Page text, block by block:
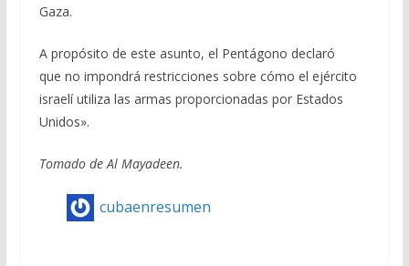
Gaza.
A propósito de este asunto, el Pentágono declaró
que no impondrá restricciones sobre cómo el ejército
israelí utiliza las armas proporcionadas por Estados
Unidos».
Tomado de Al Mayadeen.
cubaenresumen